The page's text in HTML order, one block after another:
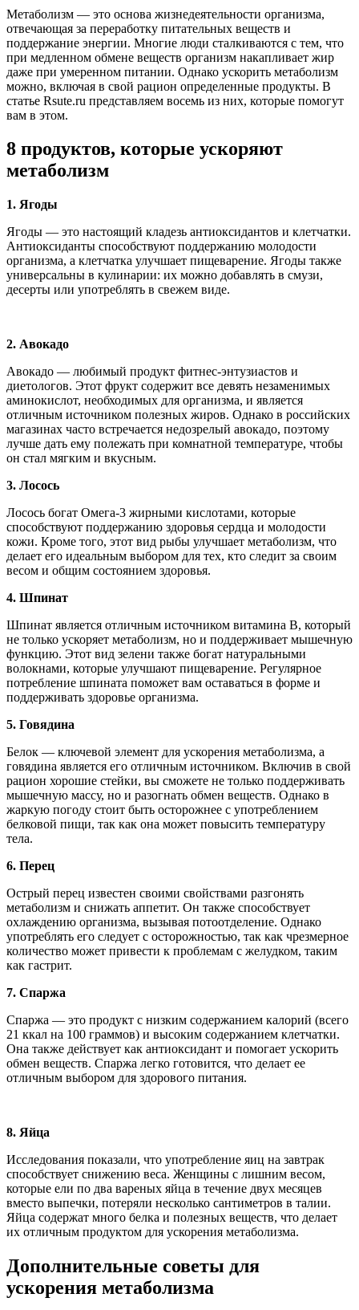
Метаболизм — это основа жизнедеятельности организма,
отвечающая за переработку питательных веществ и
поддержание энергии. Многие люди сталкиваются с тем, что
при медленном обмене веществ организм накапливает жир
даже при умеренном питании. Однако ускорить метаболизм
можно, включая в свой рацион определенные продукты. В
статье Rsute.ru представляем восемь из них, которые помогут
вам в этом.
8 продуктов, которые ускоряют
метаболизм
1. Ягоды
Ягоды — это настоящий кладезь антиоксидантов и клетчатки.
Антиоксиданты способствуют поддержанию молодости
организма, а клетчатка улучшает пищеварение. Ягоды также
универсальны в кулинарии: их можно добавлять в смузи,
десерты или употреблять в свежем виде.
2. Авокадо
Авокадо — любимый продукт фитнес-энтузиастов и
диетологов. Этот фрукт содержит все девять незаменимых
аминокислот, необходимых для организма, и является
отличным источником полезных жиров. Однако в российских
магазинах часто встречается недозрелый авокадо, поэтому
лучше дать ему полежать при комнатной температуре, чтобы
он стал мягким и вкусным.
3. Лосось
Лосось богат Омега-3 жирными кислотами, которые
способствуют поддержанию здоровья сердца и молодости
кожи. Кроме того, этот вид рыбы улучшает метаболизм, что
делает его идеальным выбором для тех, кто следит за своим
весом и общим состоянием здоровья.
4. Шпинат
Шпинат является отличным источником витамина B, который
не только ускоряет метаболизм, но и поддерживает мышечную
функцию. Этот вид зелени также богат натуральными
волокнами, которые улучшают пищеварение. Регулярное
потребление шпината поможет вам оставаться в форме и
поддерживать здоровье организма.
5. Говядина
Белок — ключевой элемент для ускорения метаболизма, а
говядина является его отличным источником. Включив в свой
рацион хорошие стейки, вы сможете не только поддерживать
мышечную массу, но и разогнать обмен веществ. Однако в
жаркую погоду стоит быть осторожнее с употреблением
белковой пищи, так как она может повысить температуру
тела.
6. Перец
Острый перец известен своими свойствами разгонять
метаболизм и снижать аппетит. Он также способствует
охлаждению организма, вызывая потоотделение. Однако
употреблять его следует с осторожностью, так как чрезмерное
количество может привести к проблемам с желудком, таким
как гастрит.
7. Спаржа
Спаржа — это продукт с низким содержанием калорий (всего
21 ккал на 100 граммов) и высоким содержанием клетчатки.
Она также действует как антиоксидант и помогает ускорить
обмен веществ. Спаржа легко готовится, что делает ее
отличным выбором для здорового питания.
8. Яйца
Исследования показали, что употребление яиц на завтрак
способствует снижению веса. Женщины с лишним весом,
которые ели по два вареных яйца в течение двух месяцев
вместо выпечки, потеряли несколько сантиметров в талии.
Яйца содержат много белка и полезных веществ, что делает
их отличным продуктом для ускорения метаболизма.
Дополнительные советы для
ускорения метаболизма